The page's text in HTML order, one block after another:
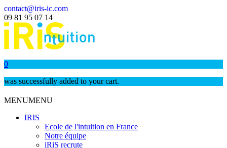
contact@iris-ic.com
09 81 95 07 14
0
was successfully added to your cart.
MENUMENU
IRIS
Ecole de l'intuition en France
Notre équipe
iRiS recrute